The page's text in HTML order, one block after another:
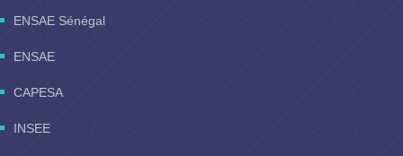
ENSAE Sénégal
ENSAE
CAPESA
INSEE